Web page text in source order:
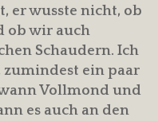
er wusste nicht, ob
ob wir auch
Schaudern. Ich
ein paar
Vollmond und
es auch an den